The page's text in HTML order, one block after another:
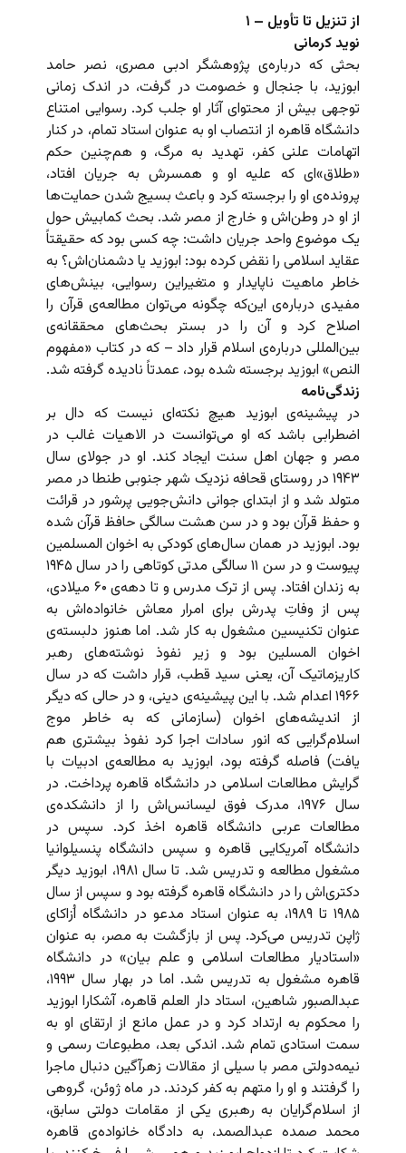
از تنزیل تا تأویل – ۱
نوید کرمانی
بحثی که درباره‌ی پژوهشگر ادبی مصری، نصر حامد
ابوزید، با جنجال و خصومت در گرفت، در اندک زمانی
توجهی بیش از محتوای آثار او جلب کرد. رسوایی امتناع
دانشگاه قاهره از انتصاب او به عنوان استاد تمام، در کنار
اتهامات علنی کفر، تهدید به مرگ، و هم‌چنین حکم
«طلاق»ای که علیه او و همسرش به جریان افتاد،
پرونده‌ی او را برجسته کرد و باعث بسیج شدن حمایت‌ها
از او در وطن‌اش و خارج از مصر شد. بحث کمابیش حول
یک موضوع واحد جریان داشت: چه کسی بود که حقیقتاً
عقاید اسلامی را نقض کرده بود: ابوزید یا دشمنان‌اش؟ به
خاطر ماهیت ناپایدار و متغیراین رسوایی، بینش‌های
مفیدی درباره‌ی این‌که چگونه می‌توان مطالعه‌ی قرآن را
اصلاح کرد و آن را در بستر بحث‌های محققانه‌ی
بین‌المللی درباره‌ی اسلام قرار داد – که در کتاب «مفهوم
النص» ابوزید برجسته شده بود، عمدتاً نادیده گرفته شد.
زندگی‌نامه
در پیشینه‌ی ابوزید هیچ نکته‌ای نیست که دال بر
اضطرابی باشد که او می‌‌توانست در الاهیات غالب در
مصر و جهان اهل سنت ایجاد کند. او در جولای سال
۱۹۴۳ در روستای قحافه نزدیک شهر جنوبی طنطا در مصر
متولد شد و از ابتدای جوانی دانش‌جویی پرشور در قرائت
و حفظ قرآن بود و در سن هشت سالگی حافظ قرآن شده
بود. ابوزید در همان سال‌های کودکی به اخوان المسلمین
پیوست و در سن ۱۱ سالگی مدتی کوتاهی را در سال ۱۹۴۵
به زندان افتاد. پس از ترک مدرس و تا دهه‌ی ۶۰ میلادی،
پس از وفاتِ پدرش برای امرار معاش خانواده‌اش به
عنوان تکنیسین مشغول به کار شد. اما هنوز دلبسته‌ی
اخوان المسلین بود و زیر نفوذ نوشته‌های رهبر
کاریزماتیک آن، یعنی سید قطب، قرار داشت که در سال
۱۹۶۶ اعدام شد. با این پیشینه‌ی دینی، و در حالی که دیگر
از اندیشه‌های اخوان (سازمانی که به خاطر موج
اسلام‌گرایی که انور سادات اجرا کرد نفوذ بیشتری هم
یافت) فاصله گرفته بود، ابوزید به مطالعه‌ی ادبیات با
گرایش مطالعات اسلامی در دانشگاه قاهره پرداخت. در
سال ۱۹۷۶، مدرک فوق لیسانس‌اش را از دانشکده‌ی
مطالعات عربی دانشگاه قاهره اخذ کرد. سپس در
دانشگاه آمریکایی قاهره و سپس دانشگاه پنسیلوانیا
مشغول مطالعه و تدریس شد. تا سال ۱۹۸۱، ابوزید دیگر
دکتری‌اش را در دانشگاه قاهره گرفته بود و سپس از سال
۱۹۸۵ تا ۱۹۸۹، به عنوان استاد مدعو در دانشگاه اُزاکای
ژاپن تدریس می‌کرد. پس از بازگشت به مصر، به عنوان
«استادیار مطالعات اسلامی و علم بیان» در دانشگاه
قاهره مشغول به تدریس شد. اما در بهار سال ۱۹۹۳،
عبدالصبور شاهین، استاد دار العلم قاهره، آشکارا ابوزید
را محکوم به ارتداد کرد و در عمل مانع از ارتقای او به
سمت استادی تمام شد. اندکی بعد، مطبوعات رسمی و
نیمه‌دولتی مصر با سیلی از مقالات زهرآگین دنبال ماجرا
را گرفتند و او را متهم به کفر کردند. در ماه ژوئن، گروهی
از اسلام‌گرایان به رهبری یکی از مقامات دولتی سابق،
محمد صمده عبدالصمد، به دادگاه خانواده‌ی قاهره